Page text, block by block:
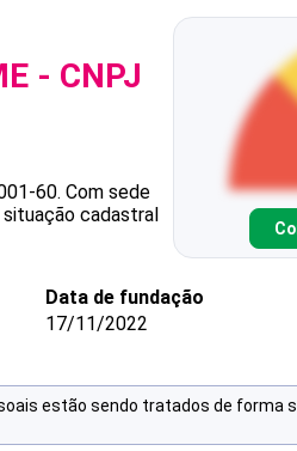
- CNPJ
60. Com sede
situação cadastral
Data de fundação
17/11/2022
estão sendo tratados de forma